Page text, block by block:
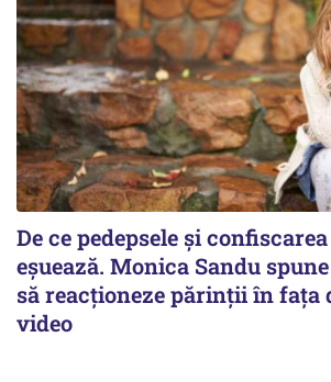
De ce pedepsele și
eșuează. Monica Sandu
să reacționeze părinții în fața
video